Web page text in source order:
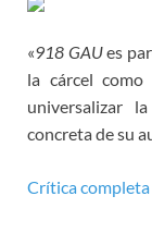
«918 GAUes
la cárcel
universalizar
concreta de su
Crítica